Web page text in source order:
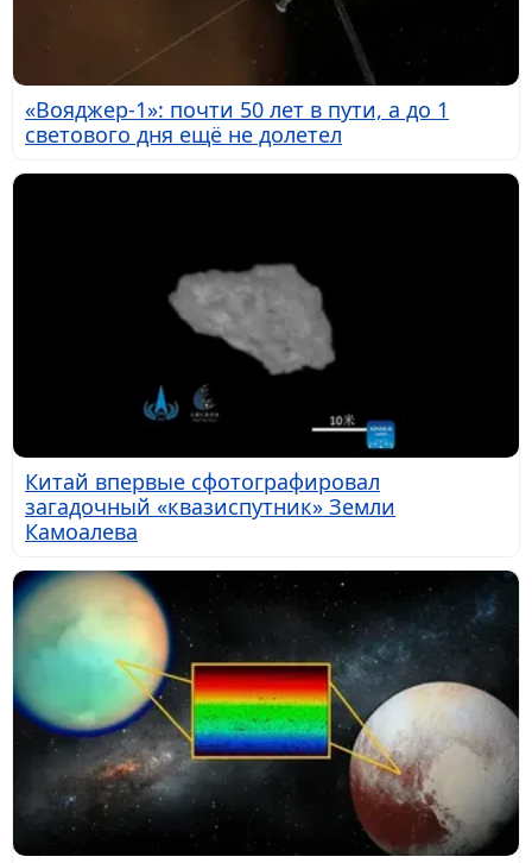
«Вояджер-1»: почти 50 лет в пути, а до 1
светового дня ещё не долетел
Китай впервые сфотографировал
загадочный «квазиспутник» Земли
Камоалева